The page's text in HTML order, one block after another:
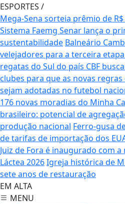
ESPORTES /
Mega-Sena sorteia prêmio de
Sistema Faemg Senar lança o
sustentabilidade Balneário
velejadores para a terceira
regatas do Sul do país CBF
clubes para que as novas
sejam adotadas no futebol
176 novas moradias do Minha
brasileiro: potencial de
produção nacional Ferro-gusa
de tarifas de importação dos
Juiz de Fora é inaugurado com
Láctea 2026Igreja histórica de
sete anos de restauração
EM ALTA
MENU